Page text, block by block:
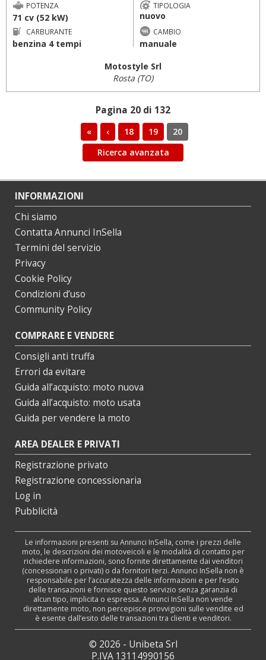
POTENZA
71 cv (52 kW)
TIPOLOGIA
nuovo
CARBURANTE
benzina 4 tempi
CAMBIO
manuale
Motostyle Srl
Rosta (TO)
Pagina 20 di 132
« ‹ 18 19
20
Ricerca avanzata
INFORMAZIONI
Chi siamo
Contatta Annunci InSella
Termini del servizio
Privacy
Cookie Policy
Condizioni d’uso
Community Policy
COMPRARE E VENDERE
Consigli anti truffa
Errori da evitare
Guida all’acquisto: moto nuova
Guida all’acquisto: moto usata
Guida per vendere la moto
AREA DEALER E PRIVATI
Registrazione privato
Registrazione concessionaria
Log in
Pubblicità
Le informazioni presenti su Annunci InSella, come i prezzi delle
moto, le descrizioni dei motoveicoli e le modalità di contatto per
richiedere informazioni, sono fornite direttamente dai venditori
(concessionari o privati) o da fornitori terzi. Annunci InSella non è
responsabile per l’accuratezza delle informazioni e per l’esito
delle transazioni e fornisce questo servizio senza garanzia di
alcun tipo, implicita o espressa. Annunci InSella non vende
direttamente moto, non percepisce provvigioni sulle vendite ed
è esente dall’esito delle transazioni tra clienti e venditori.
© 2026 - Unibeta Srl
P.IVA 13114990156